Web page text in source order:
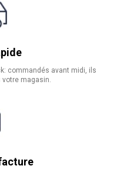
commandés avant midi, ils
magasin.